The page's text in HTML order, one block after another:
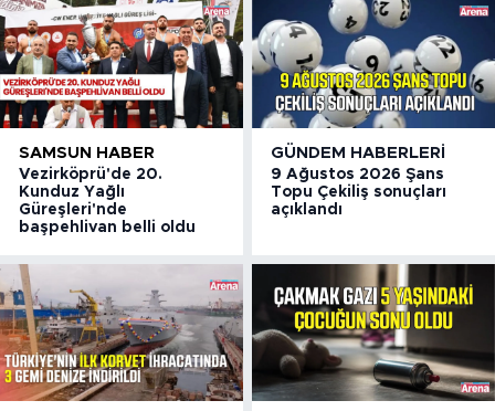
SAMSUN HABER
Vezirköprü'de 20.
Kunduz Yağlı
Güreşleri'nde
başpehlivan belli oldu
GÜNDEM HABERLERI
9 Ağustos 2026 Şans
Topu Çekiliş sonuçları
açıklandı